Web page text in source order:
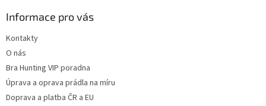
Informace pro vás
Kontakty
O nás
Bra Hunting VIP poradna
Úprava a oprava prádla na míru
Doprava a platba ČR a EU